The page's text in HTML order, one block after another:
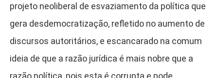
projeto neoliberal de esvaziamento da política que
gera desdemocratização, refletido no aumento de
discursos autoritários, e escancarado na comum
ideia de que a razão jurídica é mais nobre que a
razão política, pois esta é corrupta e pode